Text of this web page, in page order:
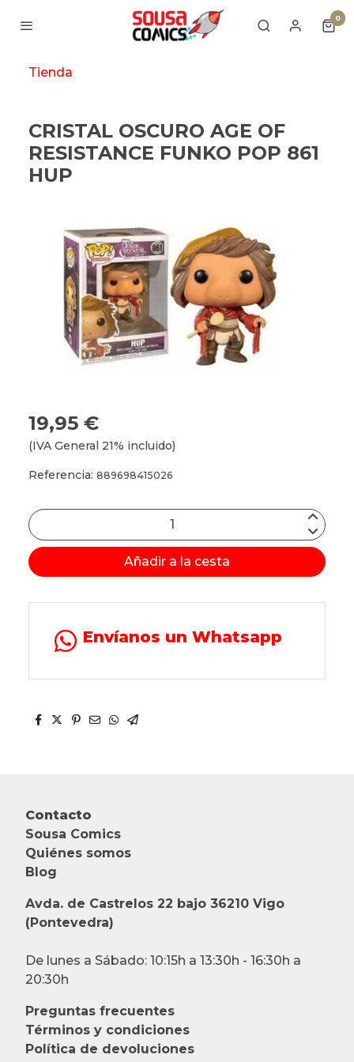
0
Tienda
CRISTAL OSCURO AGE OF
RESISTANCE FUNKO POP 861
HUP
19,95 €
(IVA General 21% incluido)
Referencia: 889698415026
Añadir a la cesta
Envíanos un Whatsapp
Contacto
Sousa Comics
Quiénes somos
Blog
Avda. de Castrelos 22 bajo 36210 Vigo
(Pontevedra)
De lunes a Sábado: 10:15h a 13:30h - 16:30h a
20:30h
Preguntas frecuentes
Términos y condiciones
Política de devoluciones